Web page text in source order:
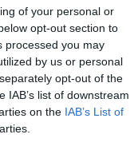
of your personal or
opt-out section to
processed you may
by us or personal
opt-out of the
list of downstream
on the IAB’s List of
αυτό
θα είναι